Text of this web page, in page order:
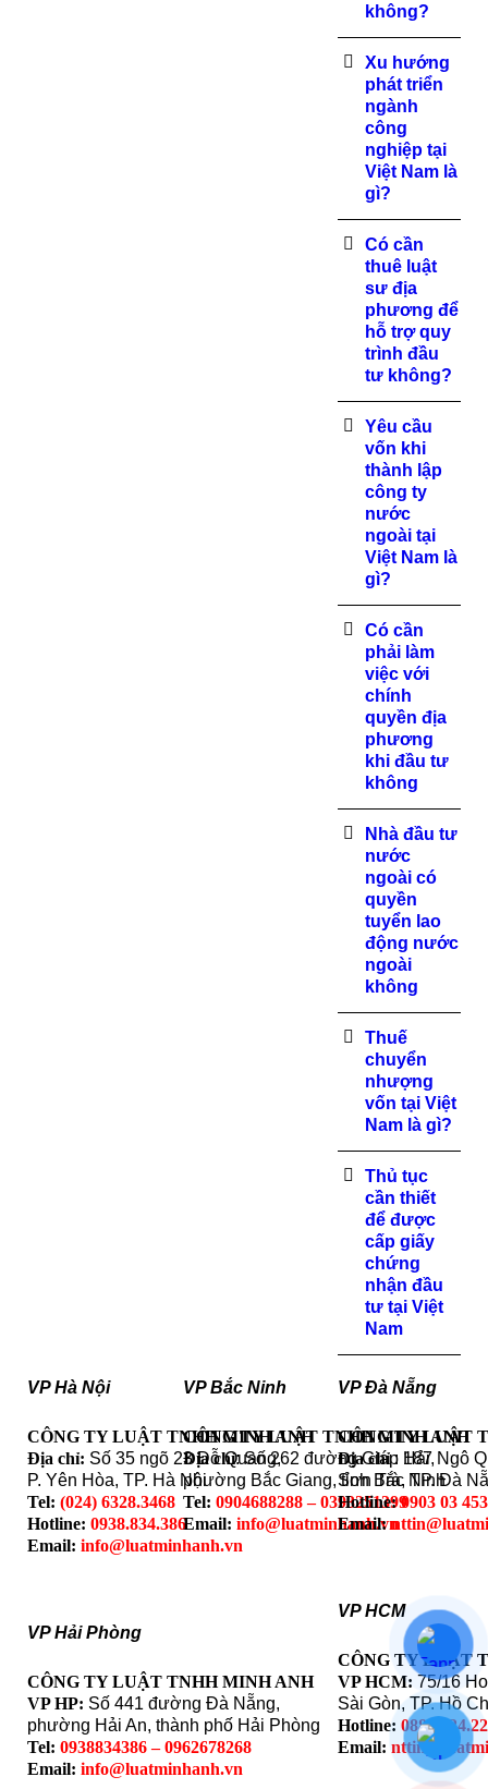
không?
Xu hướng
phát triển
ngành
công
nghiệp tại
Việt Nam là
gì?
Có cần
thuê luật
sư địa
phương để
hỗ trợ quy
trình đầu
tư không?
Yêu cầu
vốn khi
thành lập
công ty
nước
ngoài tại
Việt Nam là
gì?
Có cần
phải làm
việc với
chính
quyền địa
phương
khi đầu tư
không
Nhà đầu tư
nước
ngoài có
quyền
tuyển lao
động nước
ngoài
không
Thuế
chuyển
nhượng
vốn tại Việt
Nam là gì?
Thủ tục
cần thiết
để được
cấp giấy
chứng
nhận đầu
tư tại Việt
Nam
VP Hà Nội
CÔNG TY LUẬT TNHH MINH ANH
Địa chỉ: Số 35 ngõ 23 Đỗ Quang,
P. Yên Hòa, TP. Hà Nội
Tel: (024) 6328.3468
Hotline: 0938.834.386
Email: info@luatminhanh.vn
VP Hải Phòng
CÔNG TY LUẬT TNHH MINH ANH
VP HP: Số 441 đường Đà Nẵng,
phường Hải An, thành phố Hải Phòng
Tel: 0938834386 – 0962678268
Email: info@luatminhanh.vn
VP Bắc Ninh
CÔNG TY LUẬT TNHH MINH ANH
Địa chỉ: Số 262 đường Giáp Hải,
phường Bắc Giang, tỉnh Bắc Ninh
Tel: 0904688288 – 0393251399
Email: info@luatminhanh.vn
VP Đà Nẵng
CÔNG TY LUẬT
Địa chỉ: 187 Ngô
Sơn Trà, TP. Đà
Hotline:0903 03
Email:
VP HCM
CÔNG TY LUẬT
VP HCM: 75/16
Sài Gòn, TP. Hồ
Hotline:
Email: